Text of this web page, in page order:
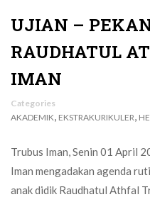
UJIAN –
RAUDHATUL
IMAN
Categories
AKADEMIK, EKSTRAKURIKULER,
Trubus Iman, Senin 01 April
Iman mengadakan agenda
anak didik Raudhatul Athfal